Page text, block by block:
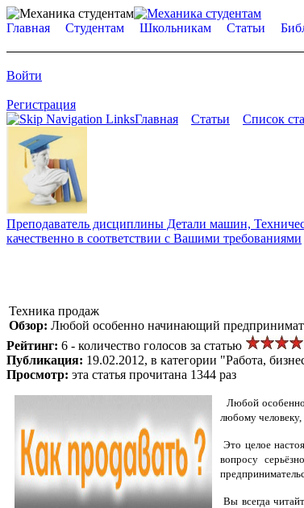
Главная Студентам Школьникам Статьи
Войти
Регистрация
Главная
Статьи Список
Преподаватель дисциплины Детали машин,
качественно в соответствии с Вашими требованиями
Техника продаж
Обзор: Любой особенно начинающий
Рейтинг: 6 - количество голосов за статью
Публикация: 19.02.2012, в категории "Работа,
Просмотр: эта статья прочитана 1344 раз
Любой
любому
Это целое
вопросу
Вы всегда